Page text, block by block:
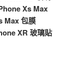
Xs Max
Max 包膜
XR 玻璃貼